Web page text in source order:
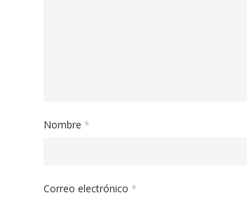
Nombre *
Correo electrónico *